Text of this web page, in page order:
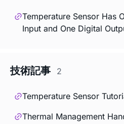
Temperature Sensor Has
Input and One Digital
技術記事 2
Temperature Sensor
Thermal Management